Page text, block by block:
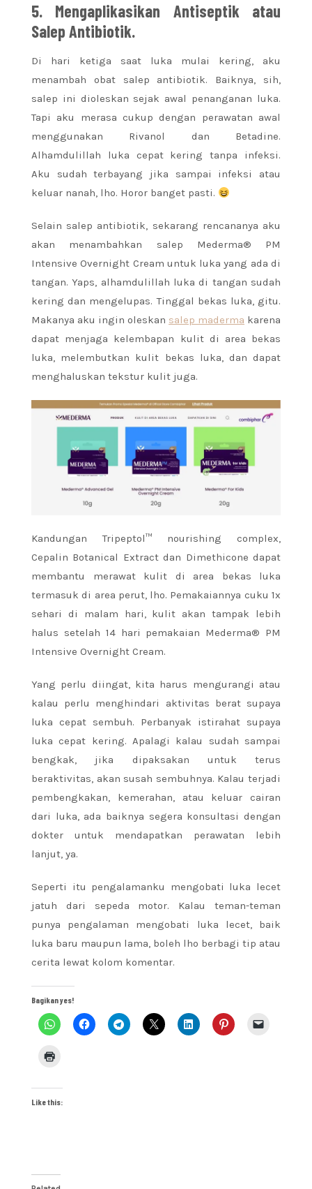
5. Mengaplikasikan Antiseptik atau
Salep Antibiotik.
Di hari ketiga saat luka mulai kering, aku
menambah obat salep antibiotik. Baiknya, sih,
salep ini dioleskan sejak awal penanganan luka.
Tapi aku merasa cukup dengan perawatan awal
menggunakan Rivanol dan Betadine.
Alhamdulillah luka cepat kering tanpa infeksi.
Aku sudah terbayang jika sampai infeksi atau
keluar nanah, lho. Horor banget pasti.
Selain salep antibiotik, sekarang rencananya aku
akan menambahkan salep Mederma® PM
Intensive Overnight Cream untuk luka yang ada di
tangan. Yaps, alhamdulillah luka di tangan sudah
kering dan mengelupas. Tinggal bekas luka, gitu.
Makanya aku ingin oleskan salep maderma karena
dapat menjaga kelembapan kulit di area bekas
luka, melembutkan kulit bekas luka, dan dapat
menghaluskan tekstur kulit juga.
Kandungan Tripeptol™ nourishing complex,
Cepalin Botanical Extract dan Dimethicone dapat
membantu merawat kulit di area bekas luka
termasuk di area perut, lho. Pemakaiannya cuku 1x
sehari di malam hari, kulit akan tampak lebih
halus setelah 14 hari pemakaian Mederma® PM
Intensive Overnight Cream.
Yang perlu diingat, kita harus mengurangi atau
kalau perlu menghindari aktivitas berat supaya
luka cepat sembuh. Perbanyak istirahat supaya
luka cepat kering. Apalagi kalau sudah sampai
bengkak, jika dipaksakan untuk terus
beraktivitas, akan susah sembuhnya. Kalau terjadi
pembengkakan, kemerahan, atau keluar cairan
dari luka, ada baiknya segera konsultasi dengan
dokter untuk mendapatkan perawatan lebih
lanjut, ya.
Seperti itu pengalamanku mengobati luka lecet
jatuh dari sepeda motor. Kalau teman-teman
punya pengalaman mengobati luka lecet, baik
luka baru maupun lama, boleh lho berbagi tip atau
cerita lewat kolom komentar.
Bagikan yes!
Like this: